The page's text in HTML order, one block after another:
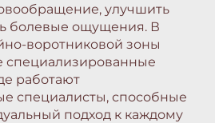
улучшить
болевые ощущения. В
воротниковой зоны
специализированные
работают
специалисты, способные
подход к каждому